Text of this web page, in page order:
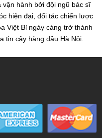
hành bởi đội ngũ bác sĩ
hiện đại, đối tác chiến lược
Việt Bỉ ngày càng trở thành
tin cậy hàng đầu Hà Nội.